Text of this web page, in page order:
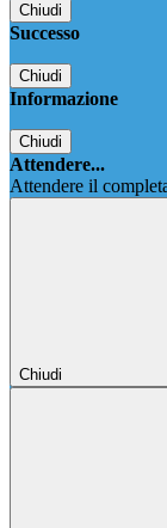
Chiudi
Successo
Chiudi
Informazione
Chiudi
Attendere...
Attendere il
Chiudi